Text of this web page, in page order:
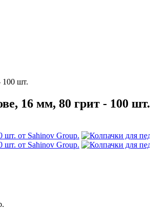
100 шт.
16 мм, 80 грит - 100 шт.